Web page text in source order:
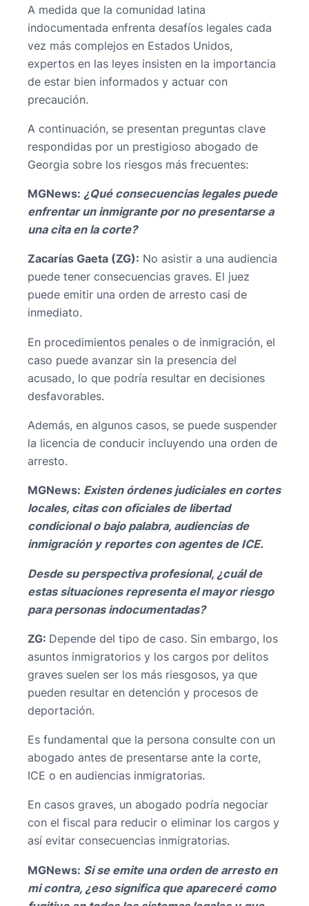
A medida que la comunidad latina
indocumentada enfrenta desafíos legales cada
vez más complejos en Estados Unidos,
expertos en las leyes insisten en la importancia
de estar bien informados y actuar con
precaución.
A continuación, se presentan preguntas clave
respondidas por un prestigioso abogado de
Georgia sobre los riesgos más frecuentes:
MGNews: ¿Qué consecuencias legales puede
enfrentar un inmigrante por no presentarse a
una cita en la corte?
Zacarías Gaeta (ZG): No asistir a una audiencia
puede tener consecuencias graves. El juez
puede emitir una orden de arresto casi de
inmediato.
En procedimientos penales o de inmigración, el
caso puede avanzar sin la presencia del
acusado, lo que podría resultar en decisiones
desfavorables.
Además, en algunos casos, se puede suspender
la licencia de conducir incluyendo una orden de
arresto.
MGNews: Existen órdenes judiciales en cortes
locales, citas con oficiales de libertad
condicional o bajo palabra, audiencias de
inmigración y reportes con agentes de ICE.
Desde su perspectiva profesional, ¿cuál de
estas situaciones representa el mayor riesgo
para personas indocumentadas?
ZG: Depende del tipo de caso. Sin embargo, los
asuntos inmigratorios y los cargos por delitos
graves suelen ser los más riesgosos, ya que
pueden resultar en detención y procesos de
deportación.
Es fundamental que la persona consulte con un
abogado antes de presentarse ante la corte,
ICE o en audiencias inmigratorias.
En casos graves, un abogado podría negociar
con el fiscal para reducir o eliminar los cargos y
así evitar consecuencias inmigratorias.
MGNews: ⁠ Si se emite una orden de arresto en
mi contra, ¿eso significa que apareceré como